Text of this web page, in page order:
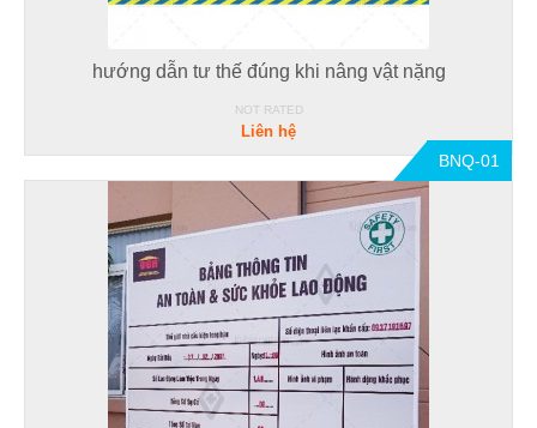
hướng dẫn tư thế đúng khi nâng vật nặng
NOT RATED
Liên hệ
BNQ-01